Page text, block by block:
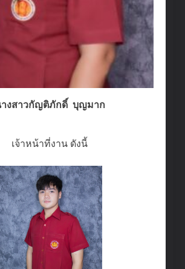
งสาวกัญติภักดิ์ บุญมาก
เจ้าหน้าที่งาน ดังนี้